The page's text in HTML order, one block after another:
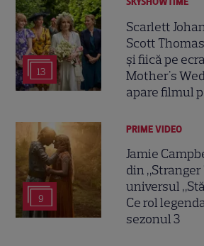
13
Scarlett
Scott
și fiică pe
Mother's
apare filmul
9
PRIME VIDEO
Jamie
din
universul
Ce rol
sezonul 3